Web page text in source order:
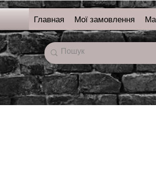
Главная Мої замовлення